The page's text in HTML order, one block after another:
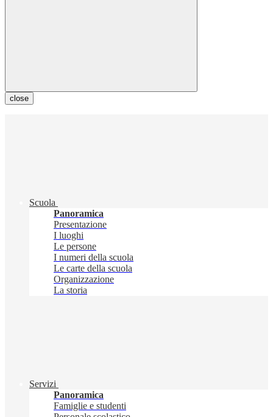
close
Scuola
Panoramica
Presentazione
I luoghi
Le persone
I numeri della scuola
Le carte della scuola
Organizzazione
La storia
Servizi
Panoramica
Famiglie e studenti